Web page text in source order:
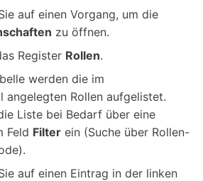
auf einen Vorgang, um die
zu öffnen.
Register Rollen.
werden die im
angelegten Rollen aufgelistet.
Liste bei Bedarf über eine
Feld Filter ein (Suche über Rollen-
auf einen Eintrag in der linken